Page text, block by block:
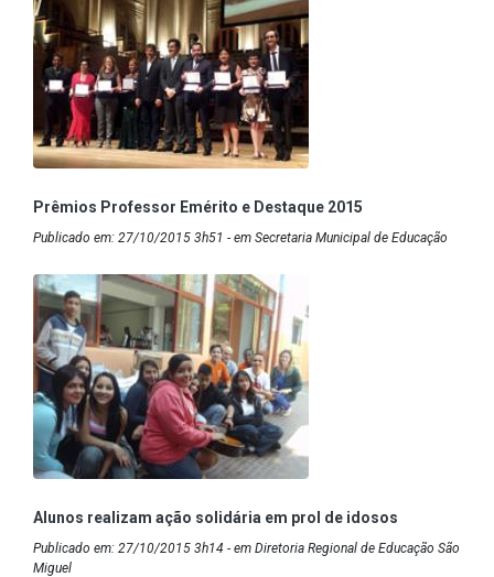
Prêmios Professor Emérito e Destaque 2015
Publicado em: 27/10/2015 3h51 - em Secretaria Municipal de Educação
Alunos realizam ação solidária em prol de idosos
Publicado em: 27/10/2015 3h14 - em Diretoria Regional de Educação São
Miguel